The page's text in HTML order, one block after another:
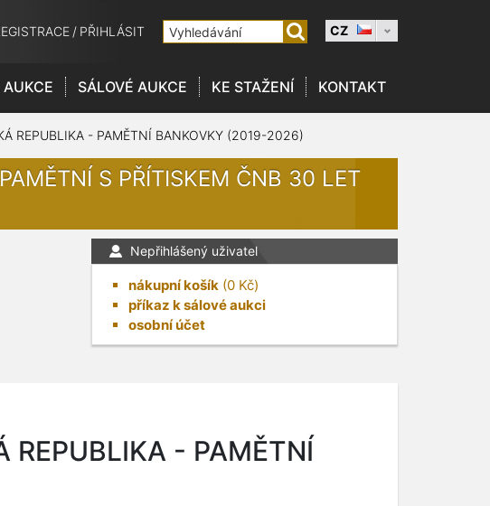
/ PŘIHLÁSIT CZ
AUKCE SÁLOVÉ AUKCE KE STAŽENÍ KONTAKT
REPUBLIKA - PAMĚTNÍ BANKOVKY (2019-2026)
S PŘÍTISKEM ČNB 30 LET
Nepřihlášený uživatel
nákupní košík (0 Kč)
příkaz k sálové aukci
osobní účet
REPUBLIKA - PAMĚTNÍ